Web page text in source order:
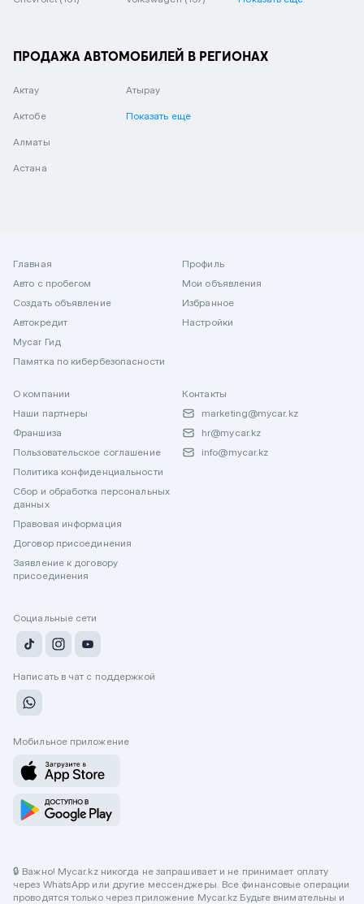
ПРОДАЖА АВТОМОБИЛЕЙ В РЕГИОНАХ
Актау
Актобе
Алматы
Астана
Атырау
Показать еще
Главная
Авто с пробегом
Создать объявление
Автокредит
Mycar Гид
Памятка по кибербезопасности
Профиль
Мои объявления
Избранное
Настройки
О компании
Наши партнеры
Франшиза
Пользовательское соглашение
Политика конфиденциальности
Сбор и обработка персональных
данных
Правовая информация
Договор присоединения
Заявление к договору
присоединения
Контакты
marketing@mycar.kz
hr@mycar.kz
info@mycar.kz
Социальные сети
Написать в чат с поддержкой
Мобильное приложение
🔒 Важно! Mycar.kz никогда не запрашивает и не принимает оплату
через WhatsApp или другие мессенджеры. Все финансовые операции
проводятся только через приложение Mycar.kz Будьте внимательны и